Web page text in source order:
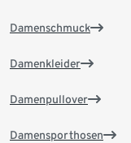
Damenschmuck
Damenkleider
Damenpullover
Damensporthosen